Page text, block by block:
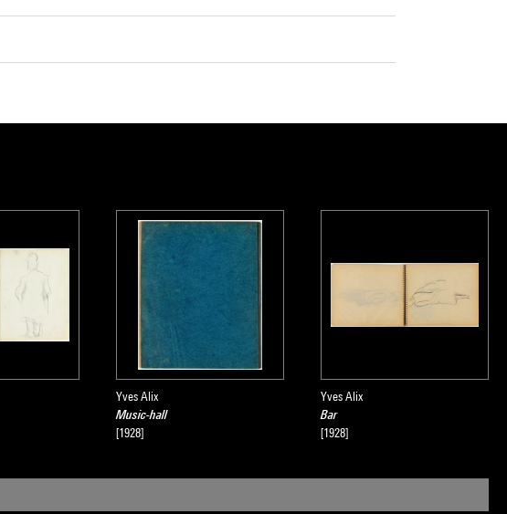
Yves Alix
Music-hall
[1928]
Yves Alix
Bar
[1928]